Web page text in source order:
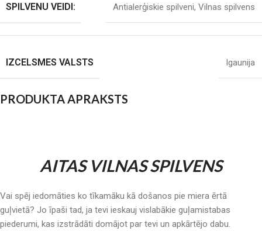
SPILVENU VEIDI: Antialerģiskie spilveni, Vilnas spilvens
IZCELSMES VALSTS Igaunija
PRODUKTA APRAKSTS
AITAS VILNAS SPILVENS
Vai spēj iedomāties ko tīkamāku kā došanos pie miera ērtā
guļvietā? Jo īpaši tad, ja tevi ieskauj vislabākie guļamistabas
piederumi, kas izstrādāti domājot par tevi un apkārtējo dabu.